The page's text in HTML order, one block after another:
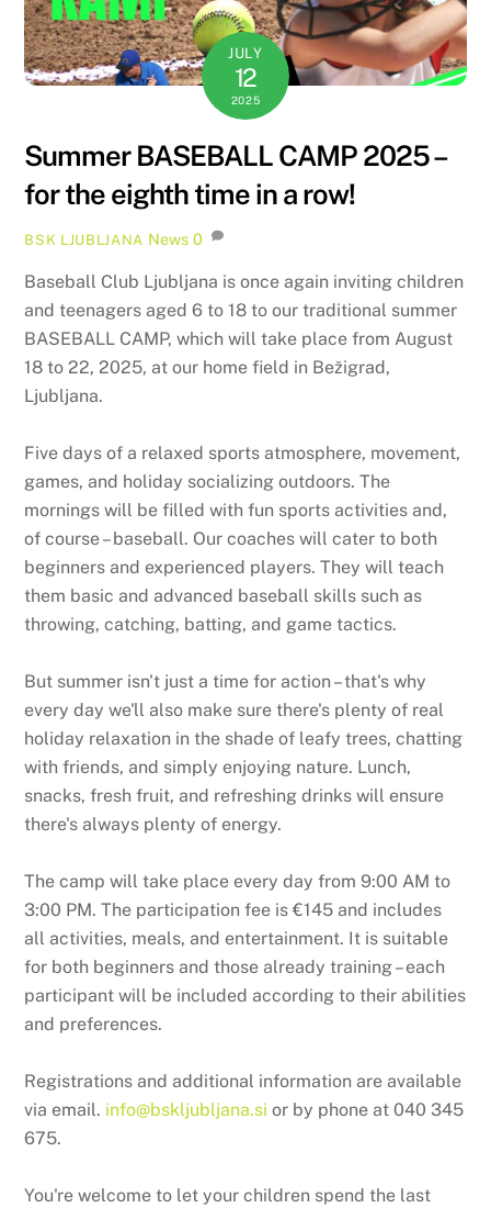
JULY
12
2025
Summer BASEBALL CAMP 2025 –
for the eighth time in a row!
BSK LJUBLJANA News 0
Baseball Club Ljubljana is once again inviting children
and teenagers aged 6 to 18 to our traditional summer
BASEBALL CAMP, which will take place from August
18 to 22, 2025, at our home field in Bežigrad,
Ljubljana.
Five days of a relaxed sports atmosphere, movement,
games, and holiday socializing outdoors. The
mornings will be filled with fun sports activities and,
of course – baseball. Our coaches will cater to both
beginners and experienced players. They will teach
them basic and advanced baseball skills such as
throwing, catching, batting, and game tactics.
But summer isn't just a time for action – that's why
every day we'll also make sure there's plenty of real
holiday relaxation in the shade of leafy trees, chatting
with friends, and simply enjoying nature. Lunch,
snacks, fresh fruit, and refreshing drinks will ensure
there's always plenty of energy.
The camp will take place every day from 9:00 AM to
3:00 PM. The participation fee is €145 and includes
all activities, meals, and entertainment. It is suitable
for both beginners and those already training – each
participant will be included according to their abilities
and preferences.
Registrations and additional information are available
via email. info@bskljubljana.si or by phone at 040 345
675.
You're welcome to let your children spend the last